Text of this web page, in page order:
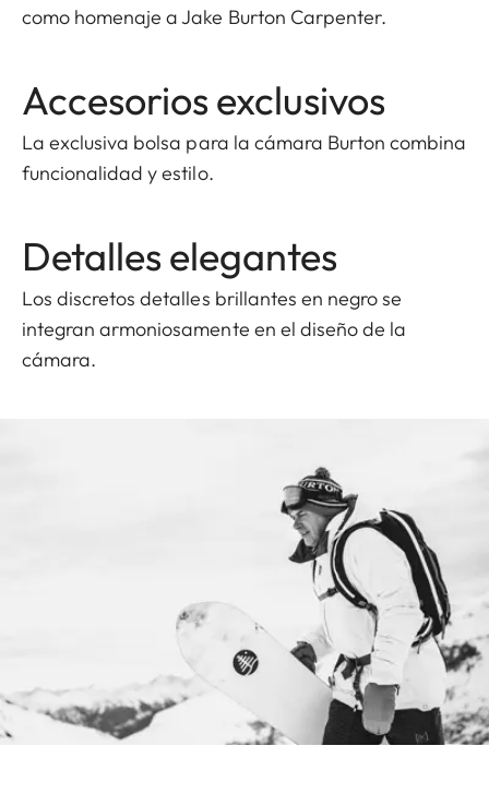
como homenaje a Jake Burton Carpenter.
Accesorios exclusivos
La exclusiva bolsa para la cámara Burton combina
funcionalidad y estilo.
Detalles elegantes
Los discretos detalles brillantes en negro se
integran armoniosamente en el diseño de la
cámara.